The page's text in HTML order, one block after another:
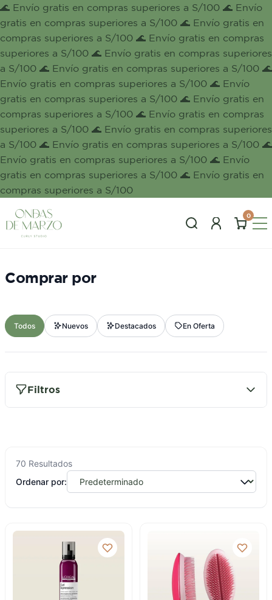
🌊 Envío gratis en compras superiores a S/100 🌊 Envío
gratis en compras superiores a S/100 🌊 Envío gratis en
compras superiores a S/100 🌊 Envío gratis en compras
superiores a S/100 🌊 Envío gratis en compras superiores
a S/100 🌊 Envío gratis en compras superiores a S/100 🌊
Envío gratis en compras superiores a S/100 🌊 Envío
gratis en compras superiores a S/100 🌊 Envío gratis en
compras superiores a S/100 🌊 Envío gratis en compras
superiores a S/100 🌊 Envío gratis en compras superiores
a S/100 🌊 Envío gratis en compras superiores a S/100 🌊
Envío gratis en compras superiores a S/100 🌊 Envío
gratis en compras superiores a S/100 🌊 Envío gratis en
compras superiores a S/100
0
comprar por
Todos Nuevos Destacados En Oferta
Filtros
S/ 50 - S/ 100
S/ 100 - S/ 200
S/ 200 - S/ 500
Más de S/ 500
70 Resultados
Ordenar por: